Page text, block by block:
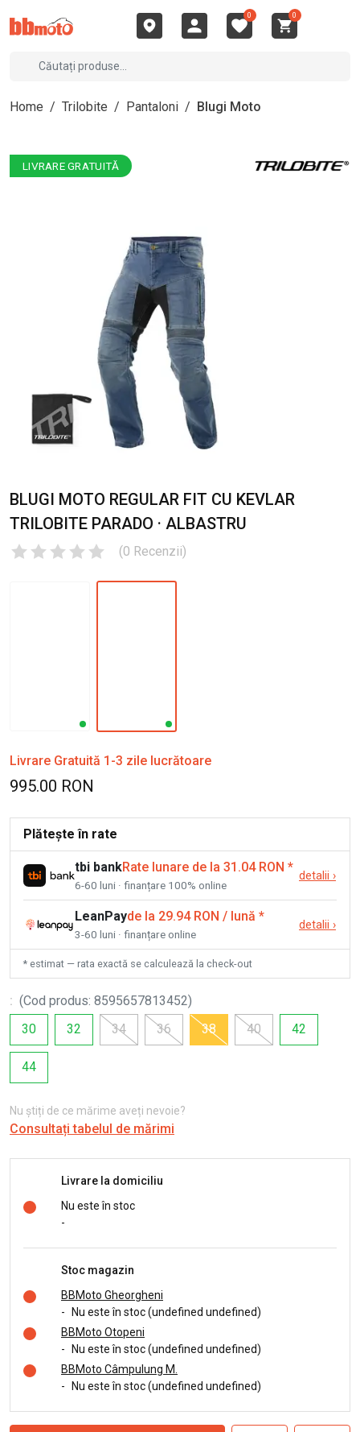
0 0
Home / Trilobite / Pantaloni / Blugi Moto
LIVRARE GRATUITĂ
BLUGI MOTO REGULAR FIT CU KEVLAR
TRILOBITE PARADO · ALBASTRU
(0 Recenzii)
Livrare Gratuită 1-3 zile lucrătoare
995.00 RON
Plătește în rate
tbi bankRate lunare de la 31.04 RON *
6-60 luni · finanțare 100% online
detalii ›
LeanPayde la 29.94 RON / lună *
3-60 luni · finanțare online
detalii ›
* estimat — rata exactă se calculează la check-out
: (Cod produs: 8595657813452)
30
32 34 36 38 40 42
44
Nu știți de ce mărime aveți nevoie?
Consultați tabelul de mărimi
Livrare la domiciliu
Nu este în stoc
-
Stoc magazin
BBMoto Gheorgheni
- Nu este în stoc (undefined undefined)
BBMoto Otopeni
- Nu este în stoc (undefined undefined)
BBMoto Câmpulung M.
- Nu este în stoc (undefined undefined)